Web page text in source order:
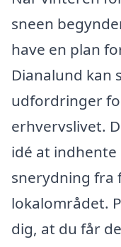
sneen
have en plan
Dianalund kan
udfordringer
erhvervslivet.
idé at
snerydning fra
lokalområdet.
dig, at du får